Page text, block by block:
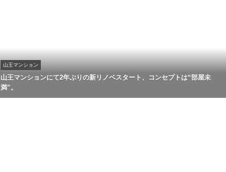
山王マンション
山王マンションにて2年ぶりの新リノベスタート、コンセプトは“部屋未
満”。